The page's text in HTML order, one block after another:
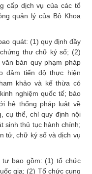
cấp dịch vụ của các tổ
quản lý của Bộ Khoa
quát: (1) quy định đầy
thư chữ ký số; (2)
bản quy phạm pháp
đảm tiến độ thực hiện
khảo và kế thừa có
nghiệm quốc tế; bảo
hệ thống pháp luật về
cụ thể, chỉ quy định nội
sinh thủ tục hành chính;
tử, chữ ký số và dịch vụ
gồm: (1) tổ chức
gia; (2) Tổ chức cung